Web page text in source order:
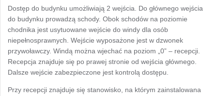
Dostęp do budynku umożliwiają 2 wejścia. Do głównego wejścia
do budynku prowadzą schody. Obok schodów na poziomie
chodnika jest usytuowane wejście do windy dla osób
niepełnosprawnych. Wejście wyposażone jest w dzwonek
przywoławczy. Windą można wjechać na poziom „0” – recepcji.
Recepcja znajduje się po prawej stronie od wejścia głównego.
Dalsze wejście zabezpieczone jest kontrolą dostępu.
Przy recepcji znajduje się stanowisko, na którym zainstalowana